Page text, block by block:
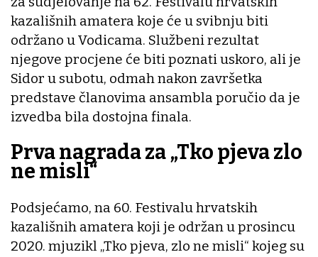
kazališnih amatera koje će u svibnju biti
održano u Vodicama. Službeni rezultat
njegove procjene će biti poznati uskoro, ali je
Sidor u subotu, odmah nakon završetka
predstave članovima ansambla poručio da je
izvedba bila dostojna finala.
Prva nagrada za „Tko pjeva zlo
ne misli“
Podsjećamo, na 60. Festivalu hrvatskih
kazališnih amatera koji je održan u prosincu
2020. mjuzikl „Tko pjeva, zlo ne misli“ kojeg su